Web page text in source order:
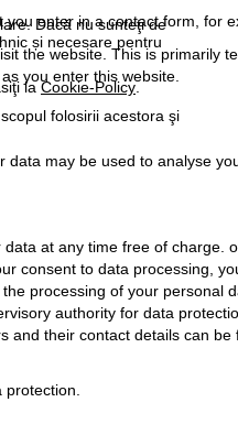
Dacă nu sunteţi de
și necesare pentru
laCookie-Policy.
folosirii acestora şi
enter in a contact form, for
the website. This is primarily
you enter this website.
may be used to analyse
at any time free of charge.
consent to data processing,
processing of your personal
authority for data
and their contact details can